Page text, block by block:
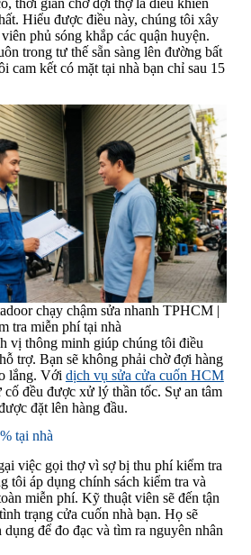
thời gian chờ đợi thợ là điều khiến
Hiểu được điều này, chúng tôi xây
phủ sóng khắp các quận huyện.
trong tư thế sẵn sàng lên đường bất
cam kết có mặt tại nhà bạn chỉ sau 15
chạy chậm sửa nhanh TPHCM |
tra miễn phí tại nhà
vị thông minh giúp chúng tôi điều
trợ. Bạn sẽ không phải chờ đợi hàng
lắng. Với dịch vụ sửa cửa cuốn HCM
đều được xử lý thần tốc. Sự an tâm
đặt lên hàng đầu.
tại nhà
việc gọi thợ vì sợ bị thu phí kiểm tra
tôi áp dụng chính sách kiểm tra và
miễn phí. Kỹ thuật viên sẽ đến tận
trạng cửa cuốn nhà bạn. Họ sẽ
để đo đạc và tìm ra nguyên nhân